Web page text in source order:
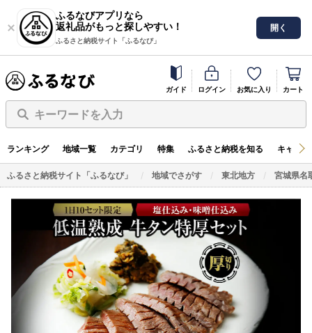
ふるなびアプリなら
返礼品がもっと探しやすい！
ふるさと納税サイト「ふるなび」
開く
ガイド ログイン お気に入り カート
キーワードを入力
ランキング 地域一覧 カテゴリ 特集 ふるさと納税を知る キャン
ふるさと納税サイト「ふるなび」 地域でさがす 東北地方 宮城県名